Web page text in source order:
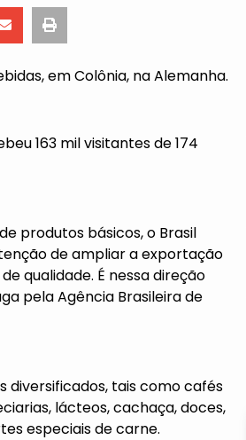
em Colônia, na Alemanha.
163 mil visitantes de 174
produtos básicos, o Brasil
de ampliar a exportação
qualidade. É nessa direção
pela Agência Brasileira de
diversificados, tais como cafés
lácteos, cachaça, doces,
especiais de carne.